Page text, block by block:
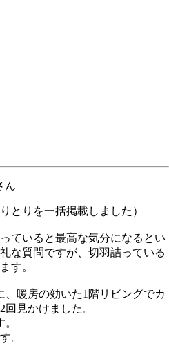
ん
とりを一括掲載しました）
ていると最高な気分になるとい
な質問ですが、切羽詰っている
す。
暖房の効いた1階リビングでカ
見かけました。
。